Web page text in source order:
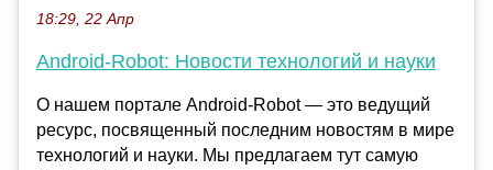
18:29, 22 Апр
Android-Robot: Новости технологий и науки
О нашем портале Android-Robot — это ведущий
ресурс, посвященный последним новостям в мире
технологий и науки. Мы предлагаем тут самую